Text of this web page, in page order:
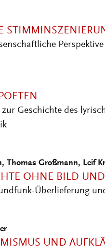
Perspektive
Geschichte des
Thomas Großmann, Leif
OHNE BILD
Überlieferung
UND